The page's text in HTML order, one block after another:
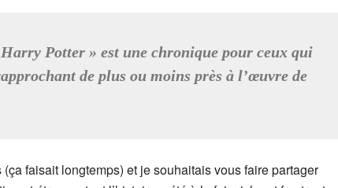
Potter » est une chronique pour ceux qui
de plus ou moins près à l’œuvre de
faisait longtemps) et je souhaitais vous faire partager